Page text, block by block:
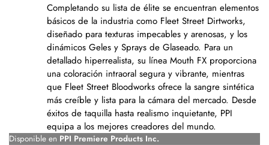
Completando su lista de élite se encuentran elementos
básicos de la industria como Fleet Street Dirtworks,
diseñado para texturas impecables y arenosas, y los
dinámicos Geles y Sprays de Glaseado. Para un
detallado hiperrealista, su línea Mouth FX proporciona
una coloración intraoral segura y vibrante, mientras
que Fleet Street Bloodworks ofrece la sangre sintética
más creíble y lista para la cámara del mercado. Desde
éxitos de taquilla hasta realismo inquietante, PPI
equipa a los mejores creadores del mundo.
Disponible en PPI Premiere Products Inc.